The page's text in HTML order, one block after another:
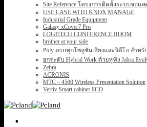
Site Reference โครงการติดตั้งระบบจอแส
USE CASE WITH KNOX MANAGE
Industrial Grade Equipment
Galaxy xCover7 Pro
LOGITECH CONFERENCE ROOM
brother at your side
Poly ครบทุกโซลูชันเสียงและวิดีโอ สำห
ยกระดับ Hybrid Work ด้วยหูฟัง Jabra
Zebra
ACRONIS
MTC – 4500 Wireless Presentation Solution
Vertiv Smart cabinet ECO